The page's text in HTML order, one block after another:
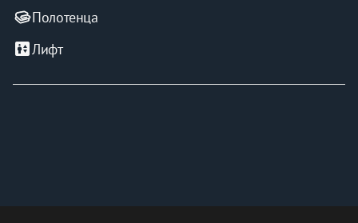
Полотенца
elevatorЛифт